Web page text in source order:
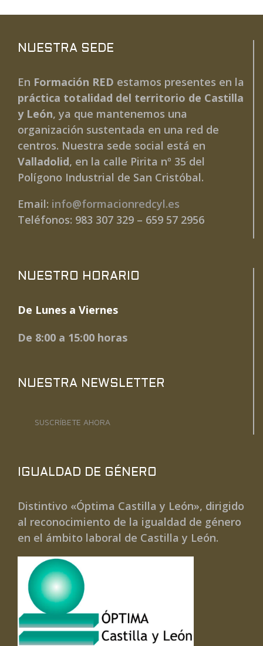
NUESTRA SEDE
En Formación RED estamos presentes en la
práctica totalidad del territorio de Castilla
y León, ya que mantenemos una
organización sustentada en una red de
centros. Nuestra sede social está en
Valladolid, en la calle Pirita nº 35 del
Polígono Industrial de San Cristóbal.
Email: info@formacionredcyl.es
Teléfonos: 983 307 329 – 659 57 2956
NUESTRO HORARIO
De Lunes a Viernes
De 8:00 a 15:00 horas
NUESTRA NEWSLETTER
SUSCRÍBETE AHORA
IGUALDAD DE GÉNERO
Distintivo «Óptima Castilla y León», dirigido
al reconocimiento de la igualdad de género
en el ámbito laboral de Castilla y León.